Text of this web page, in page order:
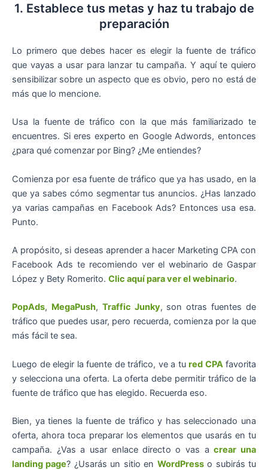
1. Establece tus metas y haz tu trabajo de
preparación
Lo primero que debes hacer es elegir la fuente de tráfico
que vayas a usar para lanzar tu campaña. Y aquí te quiero
sensibilizar sobre un aspecto que es obvio, pero no está de
más que lo mencione.
Usa la fuente de tráfico con la que más familiarizado te
encuentres. Si eres experto en Google Adwords, entonces
¿para qué comenzar por Bing? ¿Me entiendes?
Comienza por esa fuente de tráfico que ya has usado, en la
que ya sabes cómo segmentar tus anuncios. ¿Has lanzado
ya varias campañas en Facebook Ads? Entonces usa esa.
Punto.
A propósito, si deseas aprender a hacer Marketing CPA con
Facebook Ads te recomiendo ver el webinario de Gaspar
López y Bety Romerito. Clic aquí para ver el webinario.
PopAds, MegaPush, Traffic Junky, son otras fuentes de
tráfico que puedes usar, pero recuerda, comienza por la que
más fácil te sea.
Luego de elegir la fuente de tráfico, ve a tu red CPA favorita
y selecciona una oferta. La oferta debe permitir tráfico de la
fuente de tráfico que has elegido. Recuerda eso.
Bien, ya tienes la fuente de tráfico y has seleccionado una
oferta, ahora toca preparar los elementos que usarás en tu
campaña. ¿Vas a usar enlace directo o vas acrear una
landing page? ¿Usarás un sitio en WordPresso subirás tu